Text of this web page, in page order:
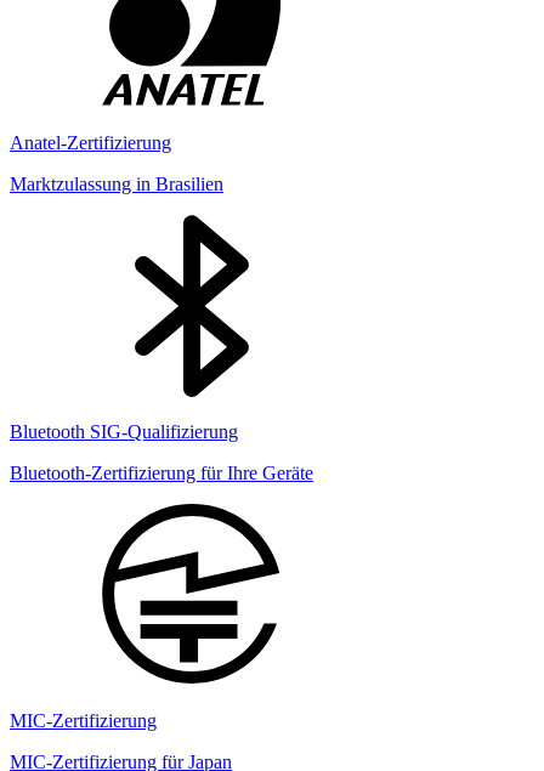
Anatel-Zertifizierung
Marktzulassung in Brasilien
Bluetooth SIG-Qualifizierung
Bluetooth-Zertifizierung für Ihre Geräte
MIC-Zertifizierung
MIC-Zertifizierung für Japan